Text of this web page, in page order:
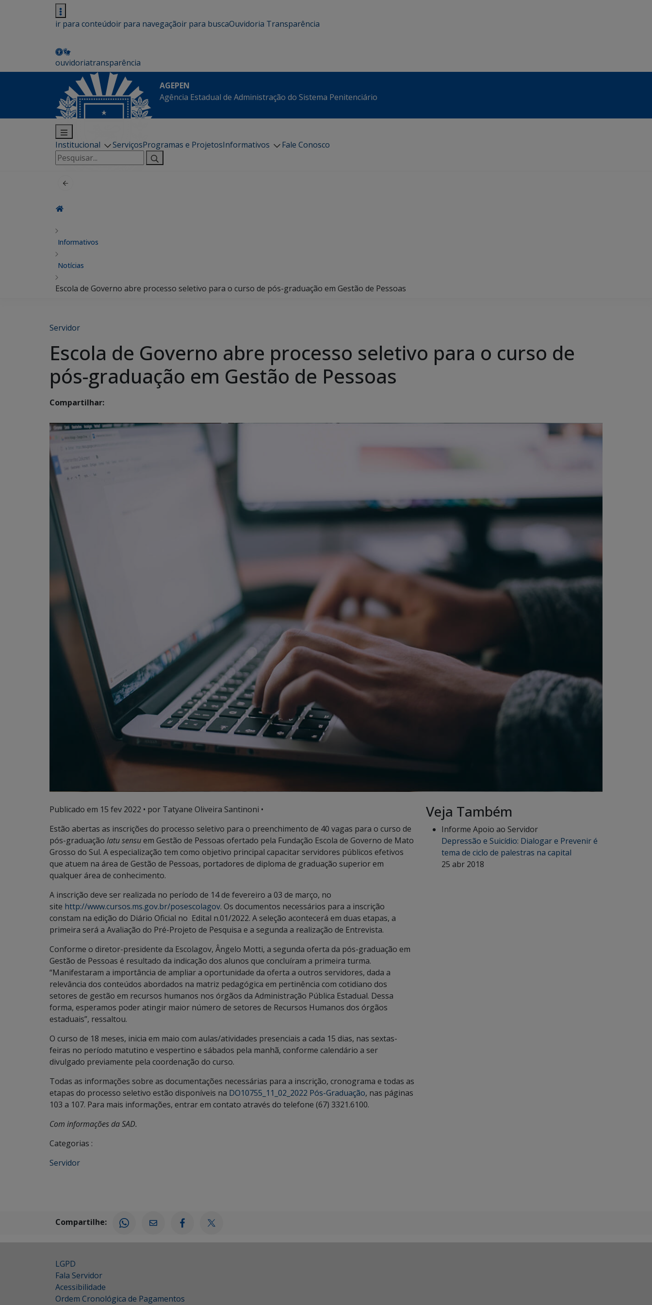
ir para conteúdoir para navegaçãoir para buscaOuvidoria Transparência
ouvidoriatransparência
AGEPEN
Agência Estadual de Administração do Sistema Penitenciário
Institucional ServiçosProgramas e ProjetosInformativos
Fale Conosco
Pesquisar
por:
Informativos
Notícias
Escola de Governo abre processo seletivo para o curso de pós-graduação em Gestão de Pessoas
Servidor
Escola de Governo abre processo seletivo para o curso de
pós-graduação em Gestão de Pessoas
Compartilhar:
Publicado em 15 fev 2022 • por Tatyane Oliveira Santinoni •
Estão abertas as inscrições do processo seletivo para o preenchimento de 40 vagas para o curso de
pós-graduação latu sensuem Gestão de Pessoas ofertado pela Fundação Escola de Governo de Mato
Grosso do Sul. A especialização tem como objetivo principal capacitar servidores públicos efetivos
que atuem na área de Gestão de Pessoas, portadores de diploma de graduação superior em
qualquer área de conhecimento.
A inscrição deve ser realizada no período de 14 de fevereiro a 03 de março, no
site http://www.cursos.ms.gov.br/posescolagov. Os documentos necessários para a inscrição
constam na edição do Diário Oficial no Edital n.01/2022. A seleção acontecerá em duas etapas, a
primeira será a Avaliação do Pré-Projeto de Pesquisa e a segunda a realização de Entrevista.
Conforme o diretor-presidente da Escolagov, Ângelo Motti, a segunda oferta da pós-graduação em
Gestão de Pessoas é resultado da indicação dos alunos que concluíram a primeira turma.
“Manifestaram a importância de ampliar a oportunidade da oferta a outros servidores, dada a
relevância dos conteúdos abordados na matriz pedagógica em pertinência com cotidiano dos
setores de gestão em recursos humanos nos órgãos da Administração Pública Estadual. Dessa
forma, esperamos poder atingir maior número de setores de Recursos Humanos dos órgãos
estaduais”, ressaltou.
O curso de 18 meses, inicia em maio com aulas/atividades presenciais a cada 15 dias, nas sextas-
feiras no período matutino e vespertino e sábados pela manhã, conforme calendário a ser
divulgado previamente pela coordenação do curso.
Todas as informações sobre as documentações necessárias para a inscrição, cronograma e todas as
etapas do processo seletivo estão disponíveis na DO10755_11_02_2022 Pós-Graduação, nas páginas
103 a 107. Para mais informações, entrar em contato através do telefone (67) 3321.6100.
Com informações da SAD.
Categorias :
Servidor
Veja Também
Informe Apoio ao Servidor
Depressão e Suicídio: Dialogar e Prevenir é
tema de ciclo de palestras na capital
25 abr 2018
Compartilhe:
LGPD
Fala Servidor
Acessibilidade
Ordem Cronológica de Pagamentos